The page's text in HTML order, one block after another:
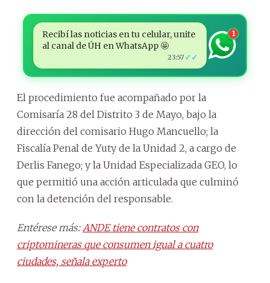
Recibí las noticias en tu celular, unite
al canal de ÚH en WhatsApp 🤩
23:57 ✓✓
1
El procedimiento fue acompañado por la
Comisaría 28 del Distrito 3 de Mayo, bajo la
dirección del comisario Hugo Mancuello; la
Fiscalía Penal de Yuty de la Unidad 2, a cargo de
Derlis Fanego; y la Unidad Especializada GEO, lo
que permitió una acción articulada que culminó
con la detención del responsable.
Entérese más: ANDE tiene contratos con
criptomineras que consumen igual a cuatro
ciudades, señala experto